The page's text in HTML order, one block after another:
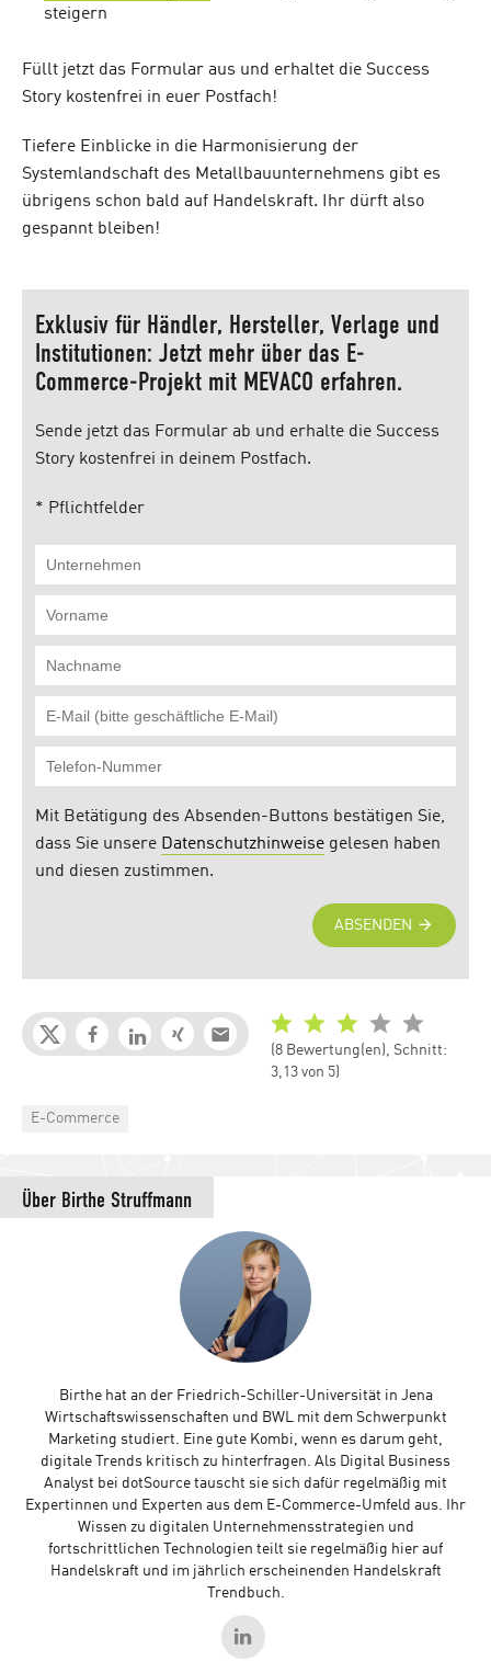
steigern
Füllt jetzt das Formular aus und erhaltet die Success
Story kostenfrei in euer Postfach!
Tiefere Einblicke in die Harmonisierung der
Systemlandschaft des Metallbauunternehmens gibt es
übrigens schon bald auf Handelskraft. Ihr dürft also
gespannt bleiben!
(8 Bewertung(en), Schnitt:
3,13 von 5)
Categories
E-Commerce
Über Birthe Struffmann
Birthe hat an der Friedrich-Schiller-Universität in Jena
Wirtschaftswissenschaften und BWL mit dem Schwerpunkt
Marketing studiert. Eine gute Kombi, wenn es darum geht,
digitale Trends kritisch zu hinterfragen. Als Digital Business
Analyst bei dotSource tauscht sie sich dafür regelmäßig mit
Expertinnen und Experten aus dem E-Commerce-Umfeld aus. Ihr
Wissen zu digitalen Unternehmensstrategien und
fortschrittlichen Technologien teilt sie regelmäßig hier auf
Handelskraft und im jährlich erscheinenden Handelskraft
Trendbuch.